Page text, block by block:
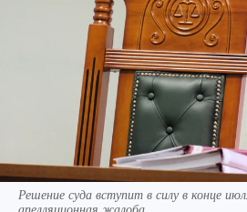
Решение суда вступит в силу в конце
апелляционная жалоба.